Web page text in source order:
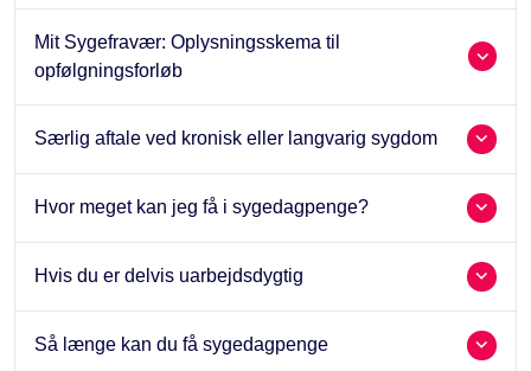
Mit Sygefravær: Oplysningsskema til
opfølgningsforløb
Særlig aftale ved kronisk eller langvarig sygdom
Hvor meget kan jeg få i sygedagpenge?
Hvis du er delvis uarbejdsdygtig
Så længe kan du få sygedagpenge